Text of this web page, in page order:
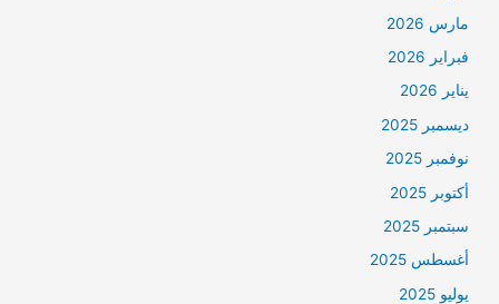
مارس 2026
فبراير 2026
يناير 2026
ديسمبر 2025
نوفمبر 2025
أكتوبر 2025
سبتمبر 2025
أغسطس 2025
يوليو 2025